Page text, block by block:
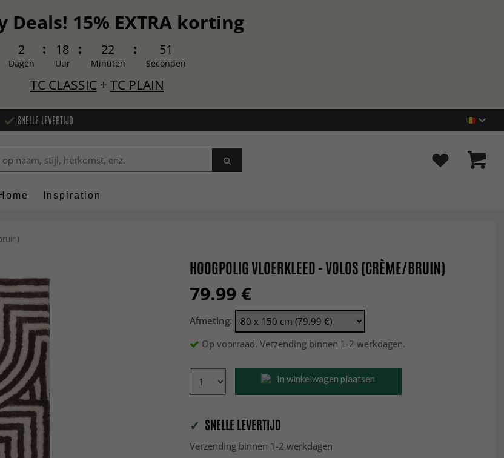
Deals! 15% EXTRA korting
2
Dagen
18
Uur
22
Minuten
49
Seconden
TC CLASSIC+ TC PLAIN
SNELLE LEVERTIJD
Inspiration
HOOGPOLIG VLOERKLEED - VOLOS (CRÈME/BRUIN)
79.99 €
Afmeting:
Op voorraad. Verzending binnen 1-2 werkdagen.
In winkelwagen plaatsen
✓ SNELLE LEVERTIJD
Verzending binnen 1-2 werkdagen